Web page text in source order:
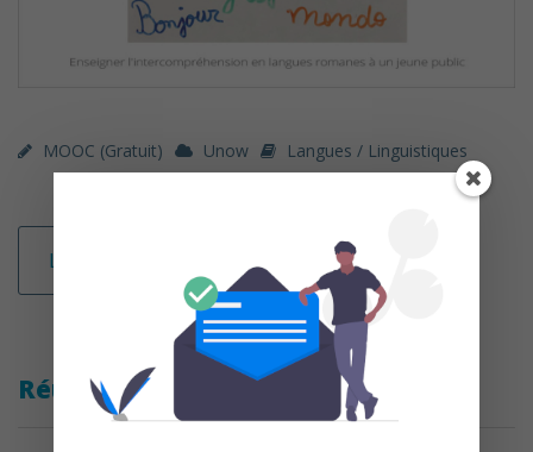
MOOC (gratuit) Unow Langues / Linguistiques
Lire la suite
Réussir ses études en français